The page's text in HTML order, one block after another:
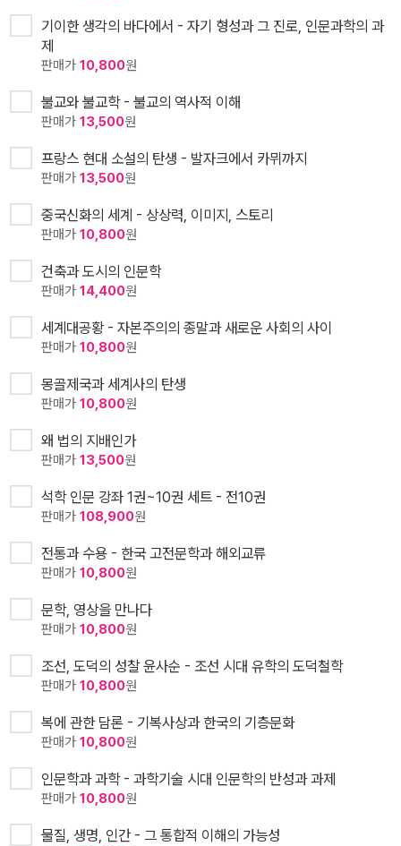
기이한 생각의 바다에서 - 자기 형성과 그 진로, 인문과학의 과
제
판매가 10,800원
불교와 불교학 - 불교의 역사적 이해
판매가 13,500원
프랑스 현대 소설의 탄생 - 발자크에서 카뮈까지
판매가 13,500원
중국신화의 세계 - 상상력, 이미지, 스토리
판매가 10,800원
건축과 도시의 인문학
판매가 14,400원
세계대공황 - 자본주의의 종말과 새로운 사회의 사이
판매가 10,800원
몽골제국과 세계사의 탄생
판매가 10,800원
왜 법의 지배인가
판매가 13,500원
석학 인문 강좌 1권~10권 세트 - 전10권
판매가 108,900원
전통과 수용 - 한국 고전문학과 해외교류
판매가 10,800원
문학, 영상을 만나다
판매가 10,800원
조선, 도덕의 성찰 윤사순 - 조선 시대 유학의 도덕철학
판매가 10,800원
복에 관한 담론 - 기복사상과 한국의 기층문화
판매가 10,800원
인문학과 과학 - 과학기술 시대 인문학의 반성과 과제
판매가 10,800원
물질, 생명, 인간 - 그 통합적 이해의 가능성